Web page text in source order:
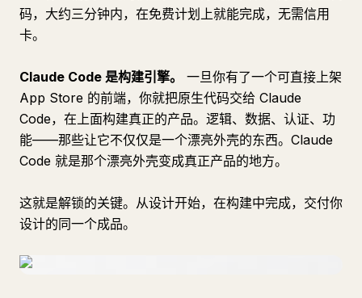
码，大约三分钟内，在免费计划上就能完成，无需信用
卡。
Claude Code 是构建引擎。
一旦你有了一个可直接上架
App Store 的前端，你就把原生代码交给 Claude
Code，在上面构建真正的产品。逻辑、数据、认证、功
能——那些让它不仅仅是一个漂亮外壳的东西。Claude
Code 就是那个漂亮外壳变成真正产品的地方。
这就是解锁的关键。从设计开始，在构建中完成，交付你
设计的同一个成品。